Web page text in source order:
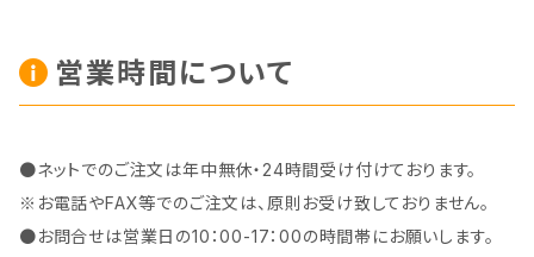
営業時間について
●ネットでのご注文は年中無休・24時間受け付けております。
※お電話やFAX等でのご注文は、原則お受け致しておりません。
●お問合せは営業日の10：00-17：00の時間帯にお願いします。